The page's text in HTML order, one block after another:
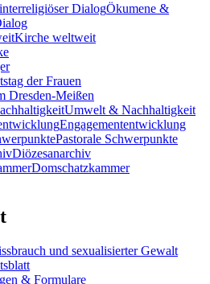
Ökumene &
Kirche weltweit
der Frauen
Dresden-Meißen
Umwelt & Nachhaltigkeit
Engagemententwicklung
Pastorale Schwerpunkte
Diözesanarchiv
Domschatzkammer
und sexualisierter Gewalt
& Formulare